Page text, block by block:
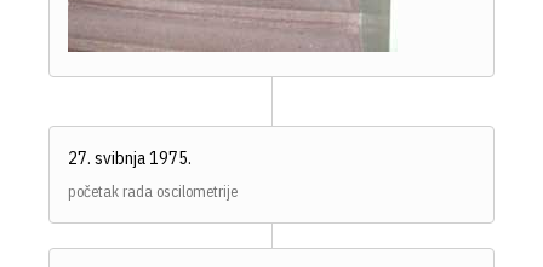
27. svibnja 1975.
početak rada oscilometrije